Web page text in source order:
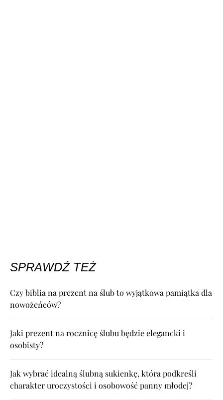
SPRAWDŹ TEŻ
Czy biblia na prezent na ślub to wyjątkowa pamiątka dla
nowożeńców?
Jaki prezent na rocznicę ślubu będzie elegancki i
osobisty?
Jak wybrać idealną ślubną sukienkę, która podkreśli
charakter uroczystości i osobowość panny młodej?